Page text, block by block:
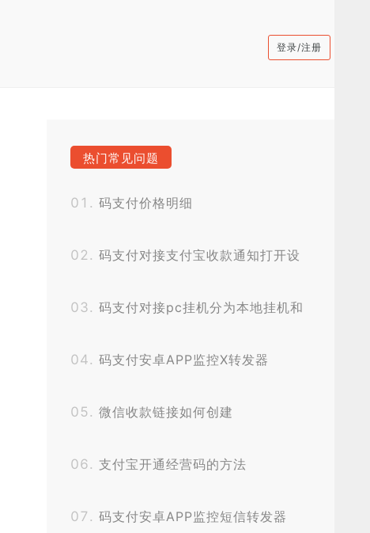
登录/注册
热门常见问题
码支付价格明细
码支付对接支付宝收款通知打开设
码支付对接pc挂机分为本地挂机和
码支付安卓APP监控X转发器
微信收款链接如何创建
支付宝开通经营码的方法
码支付安卓APP监控短信转发器